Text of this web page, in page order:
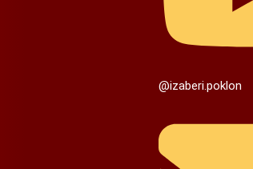
@izaberi.poklon